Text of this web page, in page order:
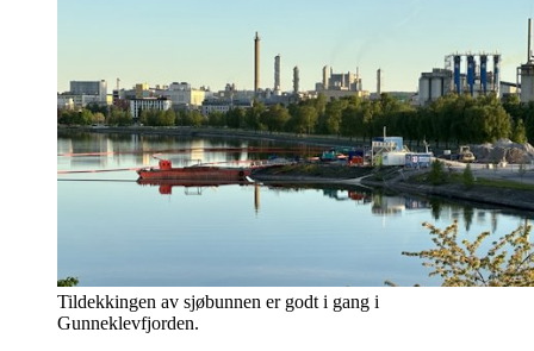
Tildekkingen av sjøbunnen er godt i gang i
Gunneklevfjorden.